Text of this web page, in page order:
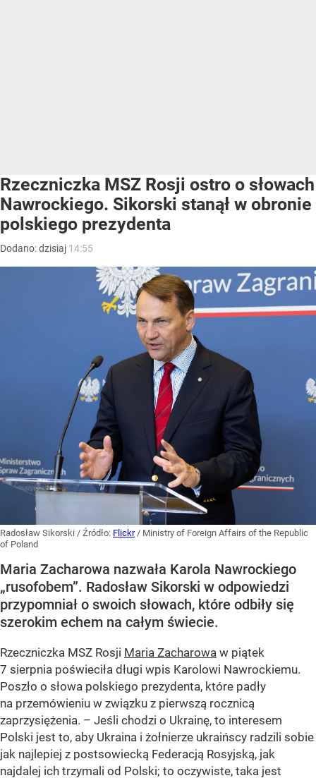
Rzeczniczka MSZ Rosji ostro o słowach
Nawrockiego. Sikorski stanął w obronie
polskiego prezydenta
Dodano:dzisiaj 14:55
Radosław Sikorski / Źródło: Flickr / Ministry of Foreign Affairs of the Republic
of Poland
Maria Zacharowa nazwała Karola Nawrockiego
„rusofobem”. Radosław Sikorski w odpowiedzi
przypomniał o swoich słowach, które odbiły się
szerokim echem na całym świecie.
Rzeczniczka MSZ Rosji Maria Zacharowa w piątek
7 sierpnia poświeciła długi wpis Karolowi Nawrockiemu.
Poszło o słowa polskiego prezydenta, które padły
na przemówieniu w związku z pierwszą rocznicą
zaprzysiężenia. – Jeśli chodzi o Ukrainę, to interesem
Polski jest to, aby Ukraina i żołnierze ukraińscy radzili sobie
jak najlepiej z postsowiecką Federacją Rosyjską, jak
najdalej ich trzymali od Polski; to oczywiste, taka jest